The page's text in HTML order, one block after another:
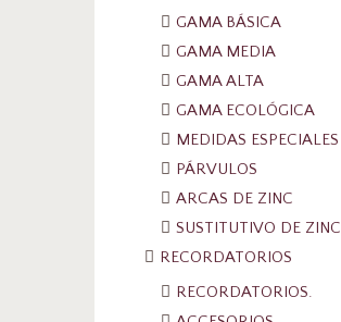
GAMA BÁSICA
GAMA MEDIA
GAMA ALTA
GAMA ECOLÓGICA
MEDIDAS ESPECIALES
PÁRVULOS
ARCAS DE ZINC
SUSTITUTIVO DE ZINC
RECORDATORIOS
RECORDATORIOS.